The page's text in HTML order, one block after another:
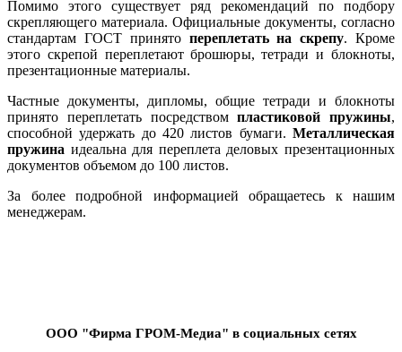
Помимо этого существует ряд рекомендаций по подбору
скрепляющего материала. Официальные документы, согласно
стандартам ГОСТ принято переплетать на скрепу. Кроме
этого скрепой переплетают брошюры, тетради и блокноты,
презентационные материалы.
Частные документы, дипломы, общие тетради и блокноты
принято переплетать посредствомпластиковой пружины,
способной удержать до 420 листов бумаги. Металлическая
пружина идеальна для переплета деловых презентационных
документов объемом до 100 листов.
За более подробной информацией обращаетесь к нашим
менеджерам.
ООО "Фирма ГРОМ-Медиа" в социальных сетях